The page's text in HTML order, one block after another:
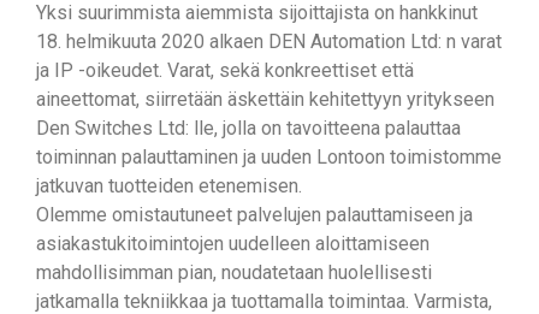
Yksi suurimmista aiemmista sijoittajista on hankkinut
18. helmikuuta 2020 alkaen DEN Automation Ltd: n varat
ja IP -oikeudet. Varat, sekä konkreettiset että
aineettomat, siirretään äskettäin kehitettyyn yritykseen
Den Switches Ltd: lle, jolla on tavoitteena palauttaa
toiminnan palauttaminen ja uuden Lontoon toimistomme
jatkuvan tuotteiden etenemisen.
Olemme omistautuneet palvelujen palauttamiseen ja
asiakastukitoimintojen uudelleen aloittamiseen
mahdollisimman pian, noudatetaan huolellisesti
jatkamalla tekniikkaa ja tuottamalla toimintaa. Varmista,